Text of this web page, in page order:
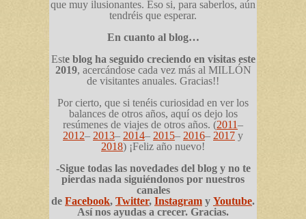
que muy ilusionantes. Eso si, para saberlos, aún
tendréis que esperar.
En cuanto al blog…
Este blog ha seguido creciendo en visitas este
2019, acercándose cada vez más al MILLÓN
de visitantes anuales. Gracias!!
Por cierto, que si tenéis curiosidad en ver los
balances de otros años, aquí os dejo los
resúmenes de viajes de otros años. (2011–
2012– 2013– 2014– 2015– 2016– 2017 y
2018) ¡Feliz año nuevo!
-Sigue todas las novedades del blog y no te
pierdas nada siguiéndonos por nuestros
canales
de Facebook, Twitter, Instagram y Youtube.
Así nos ayudas a crecer. Gracias.